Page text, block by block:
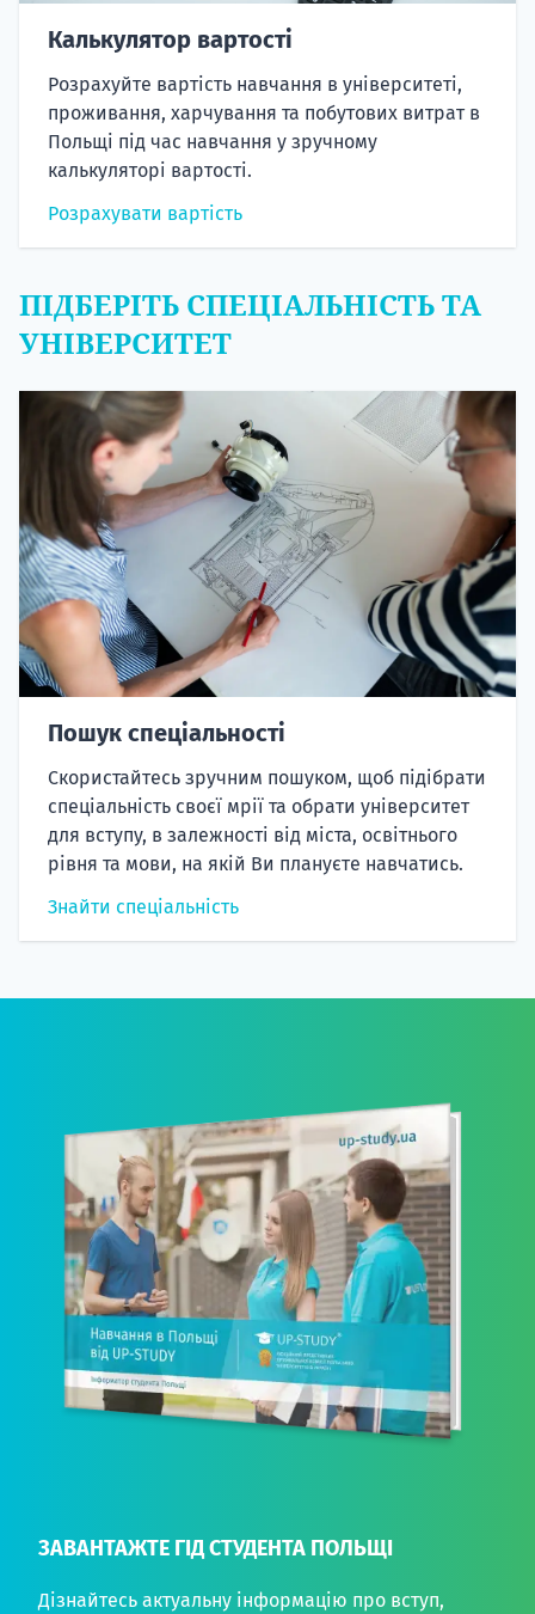
Калькулятор вартості
Розрахуйте вартість навчання в університеті,
проживання, харчування та побутових витрат в
Польщі під час навчання у зручному
калькуляторі вартості.
Розрахувати вартість
ПІДБЕРІТЬ СПЕЦІАЛЬНІСТЬ ТА
УНІВЕРСИТЕТ
Пошук спеціальності
Скористайтесь зручним пошуком, щоб підібрати
спеціальність своєї мрії та обрати університет
для вступу, в залежності від міста, освітнього
рівня та мови, на якій Ви плануєте навчатись.
Знайти спеціальність
ЗАВАНТАЖТЕ ГІД СТУДЕНТА ПОЛЬЩІ
Дізнайтесь актуальну інформацію про вступ,